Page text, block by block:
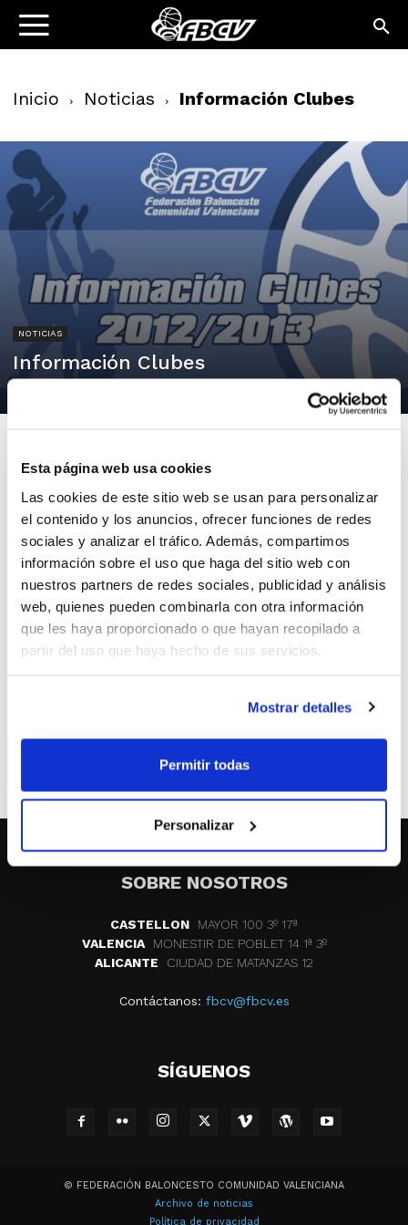
Esta página web usa cookies
Las cookies de este sitio web se usan para personalizar
el contenido y los anuncios, ofrecer funciones de redes
sociales y analizar el tráfico. Además, compartimos
información sobre el uso que haga del sitio web con
nuestros partners de redes sociales, publicidad y análisis
web, quienes pueden combinarla con otra información
que les haya proporcionado o que hayan recopilado a
partir del uso que haya hecho de sus servicios.
Mostrar detalles
Permitir todas
Personalizar
Inicio Noticias Información Clubes
NOTICIAS
Información Clubes
Las novedades respecto a campañas anteriores, los
plazos de presentación de inscripcionesy
diligenciamiento de
, los calendarios, las
cuotas o los requisitos de participación son algunas de
las informaciones que se recogen.
En definitiva, toda la información más básica de interés
ETIQUETAS competiciones
iniciacion al rendimiento clubes
SOBRE NOSOTROS
CASTELLON
MAYOR 100 3º 17ª
VALENCIA
MONESTIR DE POBLET 14 1ª 3º
ALICANTE
CIUDAD DE MATANZAS 12
Contáctanos: fbcv@fbcv.es
SÍGUENOS
© FEDERACIÓN BALONCESTO COMUNIDAD VALENCIANA
Archivo de noticias
Política de privacidad